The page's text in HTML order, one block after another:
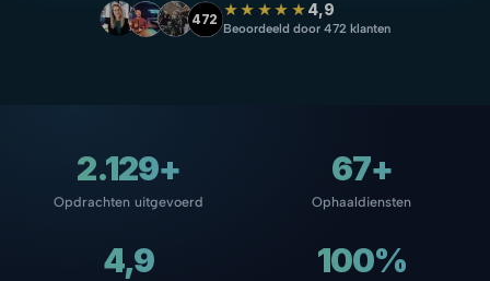
472 ★★★★★4,9
Beoordeeld door 472 klanten
2.129+
Opdrachten uitgevoerd
67+
Ophaaldiensten
4,9 100%